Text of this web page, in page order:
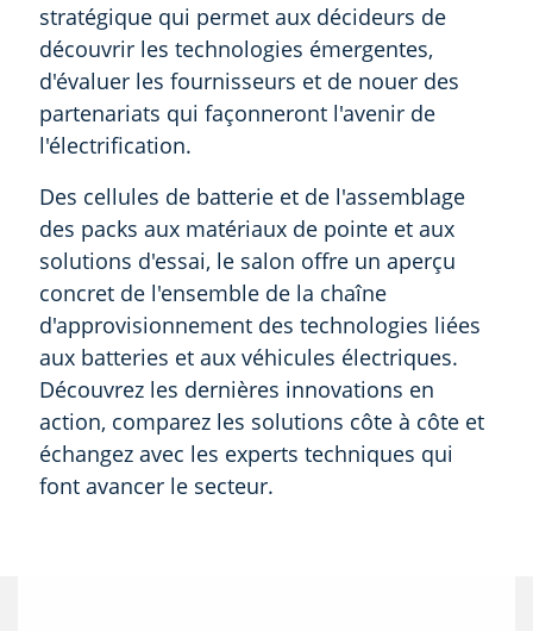
stratégique qui permet aux décideurs de
découvrir les technologies émergentes,
d'évaluer les fournisseurs et de nouer des
partenariats qui façonneront l'avenir de
l'électrification.
Des cellules de batterie et de l'assemblage
des packs aux matériaux de pointe et aux
solutions d'essai, le salon offre un aperçu
concret de l'ensemble de la chaîne
d'approvisionnement des technologies liées
aux batteries et aux véhicules électriques.
Découvrez les dernières innovations en
action, comparez les solutions côte à côte et
échangez avec les experts techniques qui
font avancer le secteur.